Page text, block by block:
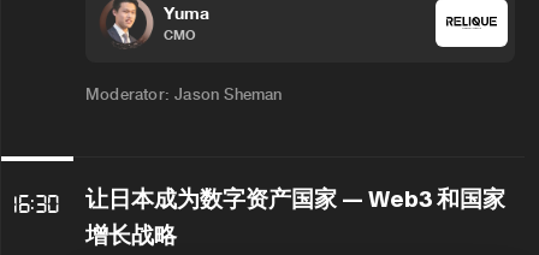
Yuma
CMO
Moderator: Jason Sheman
16:30
让日本成为数字资产国家 — Web3 和国家
增长战略